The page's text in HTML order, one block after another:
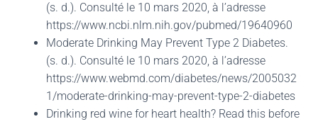
(s. d.). Consulté le 10 mars 2020, à l’adresse
https://www.ncbi.nlm.nih.gov/pubmed/19640960
Moderate Drinking May Prevent Type 2 Diabetes.
(s. d.). Consulté le 10 mars 2020, à l’adresse
https://www.webmd.com/diabetes/news/2005032
1/moderate-drinking-may-prevent-type-2-diabetes
Drinking red wine for heart health? Read this before